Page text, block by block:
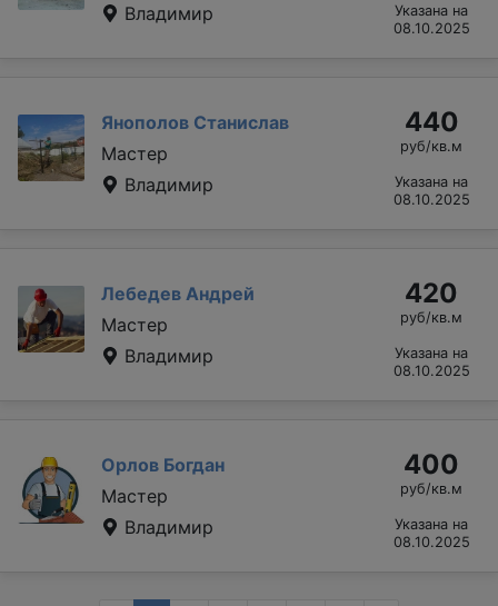
Владимир
Указана на
08.10.2025
Янополов Станислав
Мастер
Владимир
440
руб/кв.м
Указана на
08.10.2025
Лебедев Андрей
Мастер
Владимир
420
руб/кв.м
Указана на
08.10.2025
Орлов Богдан
Мастер
Владимир
400
руб/кв.м
Указана на
08.10.2025